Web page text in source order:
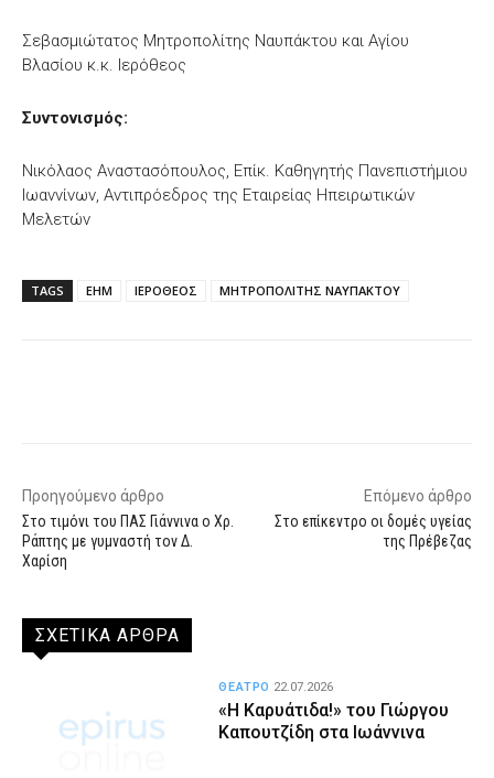
Σεβασμιώτατος Μητροπολίτης Ναυπάκτου και Αγίου
Βλασίου κ.κ. Ιερόθεος
Συντονισμός:
Νικόλαος Αναστασόπουλος, Επίκ. Καθηγητής Πανεπιστήμιου
Ιωαννίνων, Αντιπρόεδρος της Εταιρείας Ηπειρωτικών
Μελετών
TAGS ΕΗΜ ΙΕΡΟΘΕΟΣ ΜΗΤΡΟΠΟΛΙΤΗΣ ΝΑΥΠΑΚΤΟΥ
Προηγούμενο άρθρο
Στο τιμόνι του ΠΑΣ Γιάννινα ο Χρ.
Ράπτης με γυμναστή τον Δ.
Χαρίση
Επόμενο άρθρο
Στο επίκεντρο οι δομές υγείας
της Πρέβεζας
ΣΧΕΤΙΚΑ ΑΡΘΡΑ
«Η Καρυάτιδα!» του Γιώργου
Καπουτζίδη στα Ιωάννινα
ΘΕΑΤΡΟ 22.07.2026